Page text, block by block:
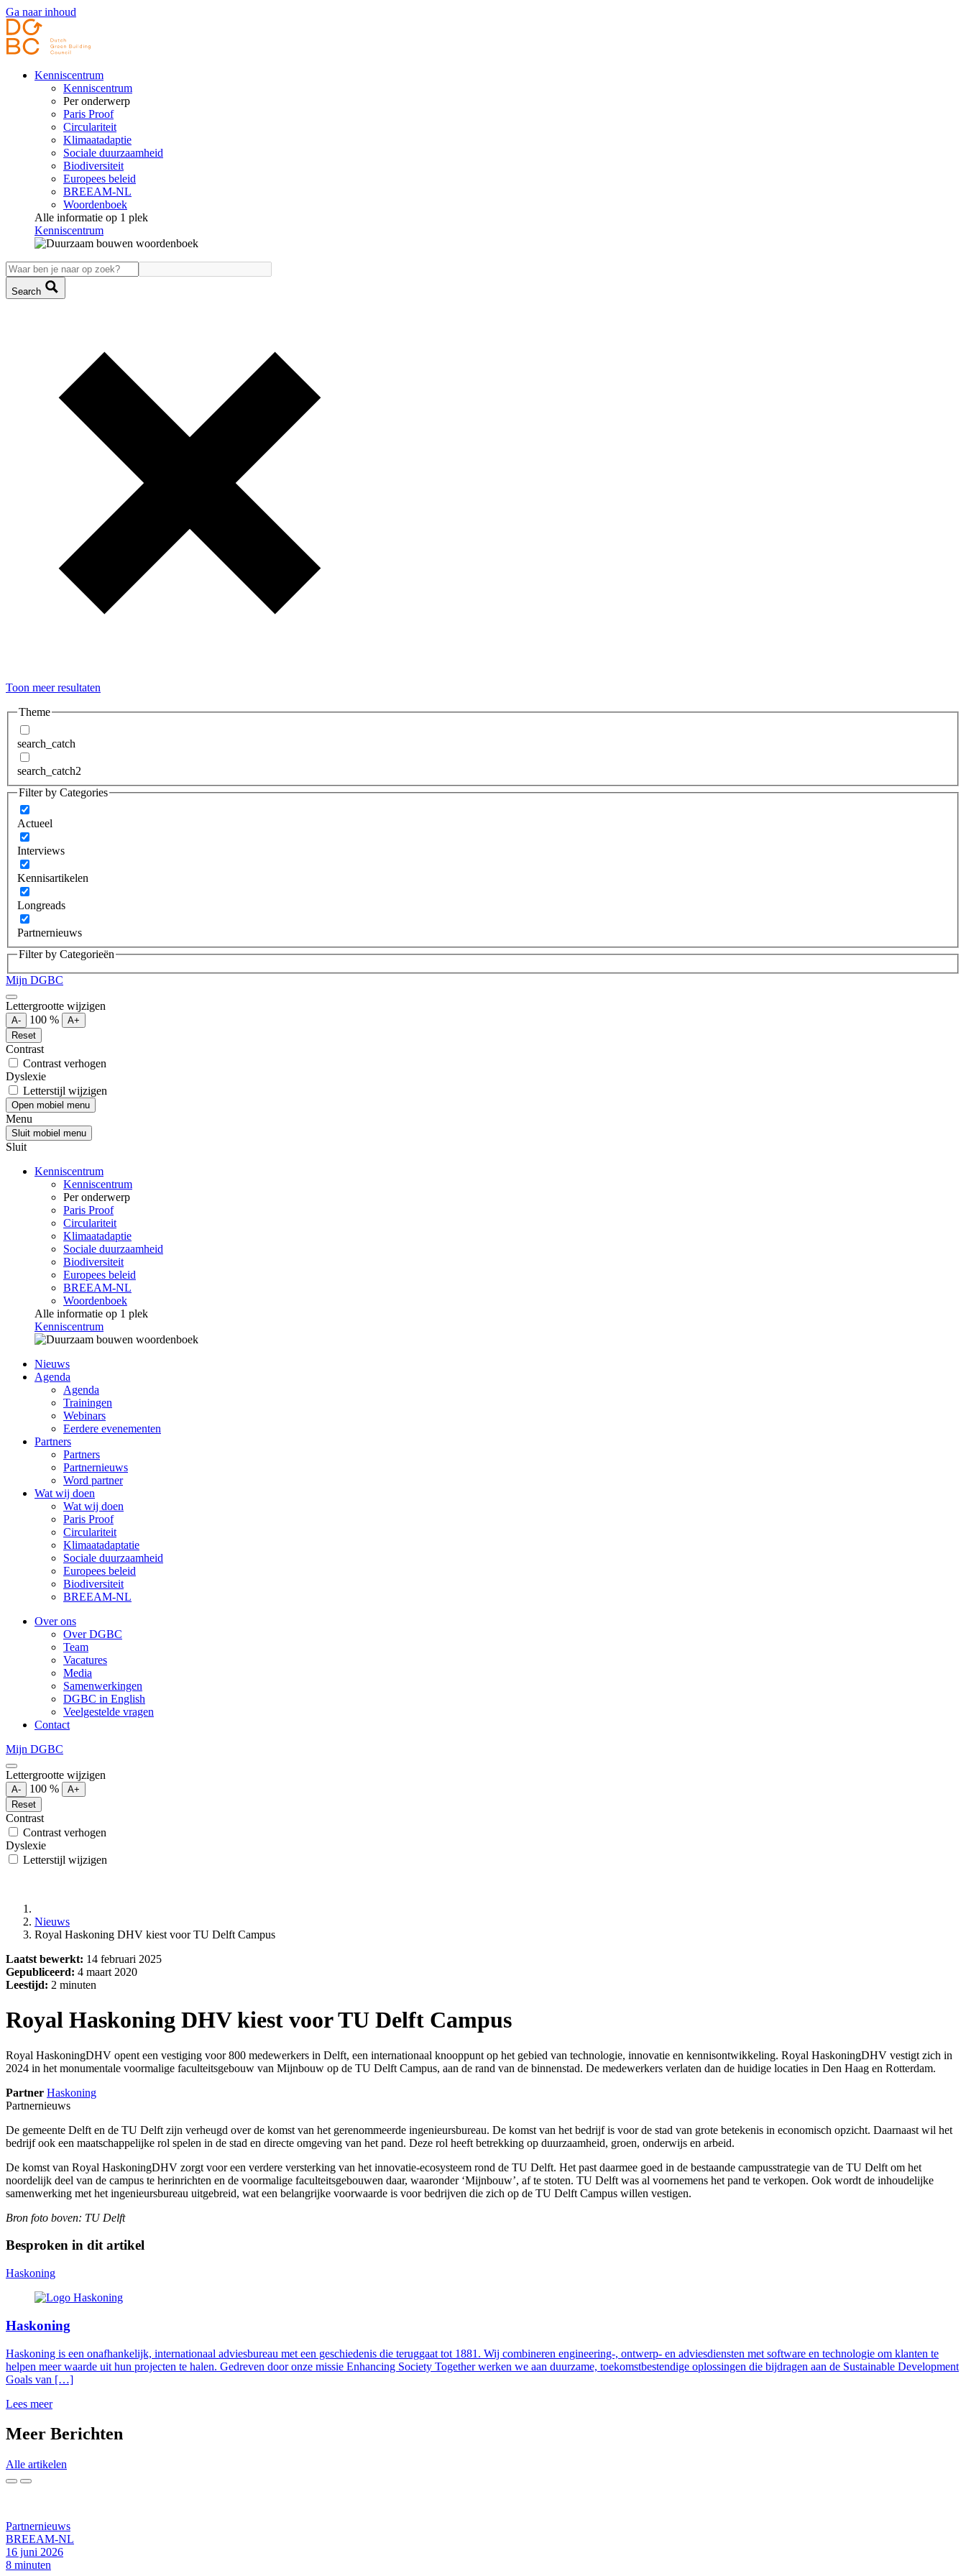
Ga naar inhoud
Kenniscentrum
Kenniscentrum
Per onderwerp
Paris Proof
Circulariteit
Klimaatadaptie
Sociale duurzaamheid
Biodiversiteit
Europees beleid
BREEAM-NL
Woordenboek
Alle informatie op 1 plek
Kenniscentrum
Search
Toon meer resultaten
Theme
search_catch
search_catch2
Filter by Categories
Actueel
Interviews
Kennisartikelen
Longreads
Partnernieuws
Filter by Categorieën
Mijn DGBC
Lettergrootte wijzigen
A- 100 %
A+
Reset
Contrast
Contrast verhogen
Dyslexie
Letterstijl wijzigen
Open mobiel menu
Menu
Sluit mobiel menu
Sluit
Kenniscentrum
Kenniscentrum
Per onderwerp
Paris Proof
Circulariteit
Klimaatadaptie
Sociale duurzaamheid
Biodiversiteit
Europees beleid
BREEAM-NL
Woordenboek
Alle informatie op 1 plek
Kenniscentrum
Nieuws
Agenda
Agenda
Trainingen
Webinars
Eerdere evenementen
Partners
Partners
Partnernieuws
Word partner
Wat wij doen
Wat wij doen
Paris Proof
Circulariteit
Klimaatadaptatie
Sociale duurzaamheid
Europees beleid
Biodiversiteit
BREEAM-NL
Over ons
Over DGBC
Team
Vacatures
Media
Samenwerkingen
DGBC in English
Veelgestelde vragen
Contact
Mijn DGBC
Lettergrootte wijzigen
A- 100 %
A+
Reset
Contrast
Contrast verhogen
Dyslexie
Letterstijl wijzigen
Nieuws
Royal Haskoning DHV kiest voor TU Delft Campus
Laatst bewerkt: 14 februari 2025
Gepubliceerd: 4 maart 2020
Leestijd: 2 minuten
Royal Haskoning DHV kiest voor TU Delft Campus
Royal HaskoningDHV opent een vestiging voor 800 medewerkers in Delft, een internationaal knooppunt op het gebied van technologie, innovatie en kennisontwikkeling. Royal HaskoningDHV vestigt zich in
2024 in het monumentale voormalige faculteitsgebouw van Mijnbouw op de TU Delft Campus, aan de rand van de binnenstad. De medewerkers verlaten dan de huidige locaties in Den Haag en Rotterdam.
Partner Haskoning
Partnernieuws
De gemeente Delft en de TU Delft zijn verheugd over de komst van het gerenommeerde ingenieursbureau. De komst van het bedrijf is voor de stad van grote betekenis in economisch opzicht. Daarnaast wil het
bedrijf ook een maatschappelijke rol spelen in de stad en directe omgeving van het pand. Deze rol heeft betrekking op duurzaamheid, groen, onderwijs en arbeid.
De komst van Royal HaskoningDHV zorgt voor een verdere versterking van het innovatie-ecosysteem rond de TU Delft. Het past daarmee goed in de bestaande campusstrategie van de TU Delft om het
noordelijk deel van de campus te herinrichten en de voormalige faculteitsgebouwen daar, waaronder ‘Mijnbouw’, af te stoten. TU Delft was al voornemens het pand te verkopen. Ook wordt de inhoudelijke
samenwerking met het ingenieursbureau uitgebreid, wat een belangrijke voorwaarde is voor bedrijven die zich op de TU Delft Campus willen vestigen.
Bron foto boven: TU Delft
Besproken in dit artikel
Haskoning
Haskoning
Haskoning is een onafhankelijk, internationaal adviesbureau met een geschiedenis die teruggaat tot 1881. Wij combineren engineering-, ontwerp- en adviesdiensten met software en technologie om klanten te
helpen meer waarde uit hun projecten te halen. Gedreven door onze missie Enhancing Society Together werken we aan duurzame, toekomstbestendige oplossingen die bijdragen aan de Sustainable Development
Goals van […]
Lees meer
Meer Berichten
Alle artikelen
Partnernieuws
BREEAM-NL
16 juni 2026
8 minuten